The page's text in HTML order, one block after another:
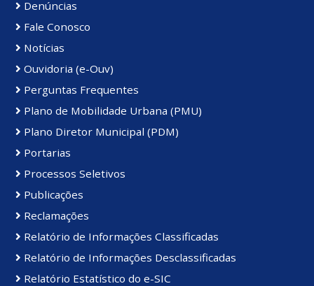
Denúncias
Fale Conosco
Notícias
Ouvidoria (e-Ouv)
Perguntas Frequentes
Plano de Mobilidade Urbana (PMU)
Plano Diretor Municipal (PDM)
Portarias
Processos Seletivos
Publicações
Reclamações
Relatório de Informações Classificadas
Relatório de Informações Desclassificadas
Relatório Estatístico do e-SIC